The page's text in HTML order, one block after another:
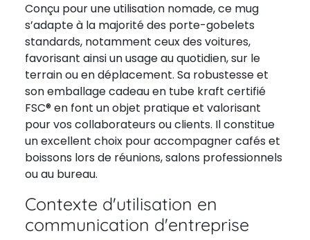
Conçu pour une utilisation nomade, ce mug
s’adapte à la majorité des porte-gobelets
standards, notamment ceux des voitures,
favorisant ainsi un usage au quotidien, sur le
terrain ou en déplacement. Sa robustesse et
son emballage cadeau en tube kraft certifié
FSC® en font un objet pratique et valorisant
pour vos collaborateurs ou clients. Il constitue
un excellent choix pour accompagner cafés et
boissons lors de réunions, salons professionnels
ou au bureau.
Contexte d'utilisation en
communication d'entreprise